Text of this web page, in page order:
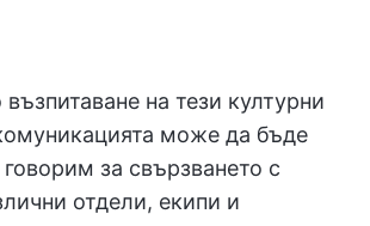
на тези културни
може да бъде
за свързването с
отдели, екипи и